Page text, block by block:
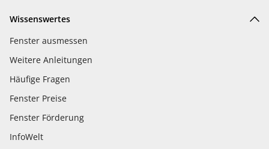
Wissenswertes
Fenster ausmessen
Weitere Anleitungen
Häufige Fragen
Fenster Preise
Fenster Förderung
InfoWelt